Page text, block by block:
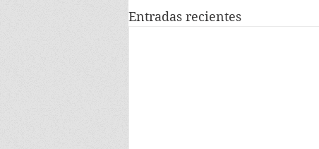
Entradas recientes